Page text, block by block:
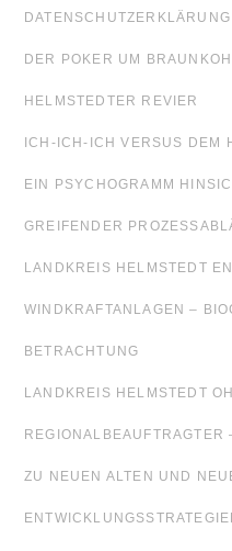
DATENSCHUTZERKLÄRUNG
DER POKER UM
HELMSTEDTER REVIER
ICH-ICH-ICH VERSUS DEM
EIN PSYCHOGRAMM
GREIFENDER
LANDKREIS HELMSTEDT
WINDKRAFTANLAGEN –
BETRACHTUNG
LANDKREIS HELMSTEDT
ZU NEUEN ALTEN UND